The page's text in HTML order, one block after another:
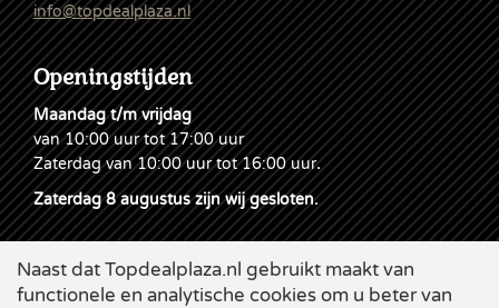
info@topdealplaza.nl
Openingstijden
Maandag t/m vrijdag
van 10:00 uur tot 17:00 uur
Zaterdag van 10:00 uur tot 16:00 uur.
Zaterdag 8 augustus zijn wij gesloten.
Naast dat Topdealplaza.nl gebruikt maakt van
functionele en analytische cookies om u beter van